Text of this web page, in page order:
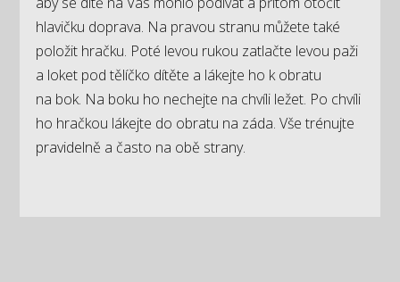
hlavičku doprava. Na pravou stranu můžete také
položit hračku. Poté levou rukou zatlačte levou paži
a loket pod tělíčko dítěte a lákejte ho k obratu
na bok. Na boku ho nechejte na chvíli ležet. Po chvíli
ho hračkou lákejte do obratu na záda. Vše trénujte
pravidelně a často na obě strany.